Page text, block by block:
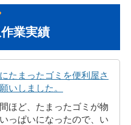
業実績
たまったゴミを便利屋さ
いしました。
ほど、たまったゴミが物
っぱいになったので、い